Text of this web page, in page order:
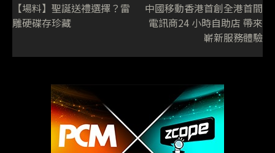
【場料】聖誕送禮選擇？雷
雕硬碟存珍藏
中國移動香港首創全港首間
電訊商24 小時自助店 帶來
嶄新服務體驗